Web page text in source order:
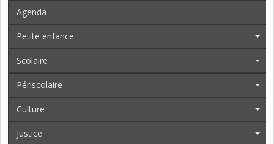
Agenda
Petite enfance
Scolaire
Périscolaire
Culture
Justice